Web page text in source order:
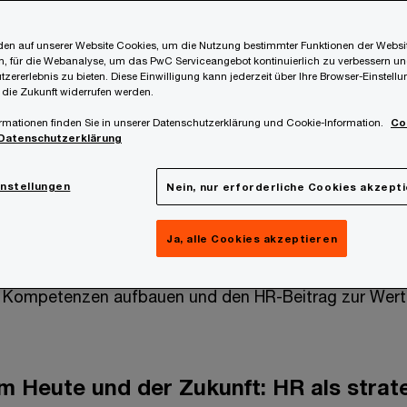
Survey zeigt: Unternehmen agieren in einem
durch wirtschaftliche Volatilität, geopolitische
Wandel. Gleichzeitig treiben CEOs
gezielt voran.
daraus ein klarer Auftrag: Transformation
aufbauen und den HR-Beitrag zur
Heute und der Zukunft: HR als
auf unserer Website Cookies, um die Nutzung bestimmter Funktionen der
für die Webanalyse, um das PwC Serviceangebot kontinuierlich zu verbessern
zu bieten. Diese Einwilligung kann jederzeit über Ihre Browser-
Zukunft widerrufen werden.
finden Sie in unserer Datenschutzerklärung und Cookie-Information.
Nein, nur erforderliche Cookies
Ja, alle Cookies akzeptieren